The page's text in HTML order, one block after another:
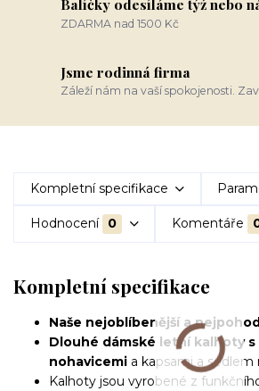
Balíčky odesíláme týž nebo
ZDARMA nad 1500 Kč
Jsme rodinná firma
Záleží nám na vaší spokojenosti.
Kompletní specifikace
Hodnocení 0 Komentáře
Kompletní specifikace
Naše nejoblíbenější a
Dlouhé dámské letní kalhoty s
nohavicemi a kapsami a sedlem
Kalhoty jsou vyrobené z